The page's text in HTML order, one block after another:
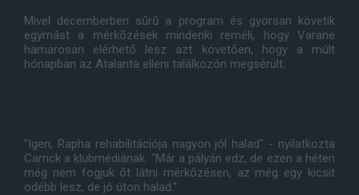
Mivel decemberben sűrű a program és gyorsan követik
egymást a mérkőzések mindenki reméli, hogy Varane
hamarosan elérhető lesz azt követően, hogy a múlt
hónapban az Atalanta elleni találkozón megsérült.
"Igen, Rapha rehabilitációja nagyon jól halad" - nyilatkozta
Carrick a klubmédiának. "Már a pályán edz, de ezen a héten
még nem fogjuk őt látni mérkőzésen, az még egy kicsit
odébb lesz, de jó úton halad."